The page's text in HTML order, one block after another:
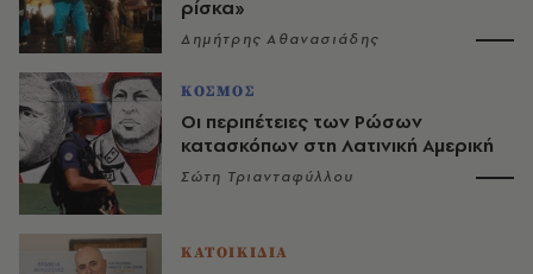
ρίσκα»
Δημήτρης Αθανασιάδης
ΚΟΣΜΟΣ
Οι περιπέτειες των Ρώσων
κατασκόπων στη Λατινική Αμερική
Σώτη Τριανταφύλλου
ΚΑΤΟΙΚΙΔΙΑ